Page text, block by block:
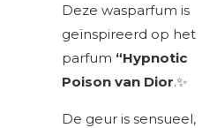
Deze wasparfum is
geïnspireerd op het
parfum “Hypnotic
Poison van Dior.✨
De geur is sensueel,